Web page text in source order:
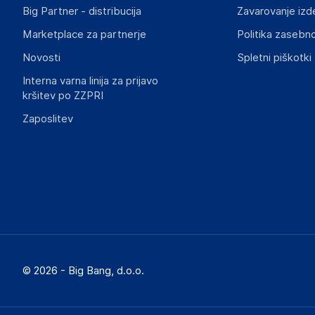
Big Partner - distribucija
Marketplace za partnerje
Novosti
Interna varna linija za prijavo
kršitev po ZZPRI
Zaposlitev
Zavarovanje
Politika
Spletni piškotki
© 2026 - Big Bang, d.o.o.